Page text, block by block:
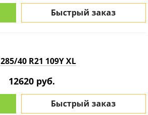
Быстрый заказ
285/40 R21 109Y XL
12620 руб.
Быстрый заказ